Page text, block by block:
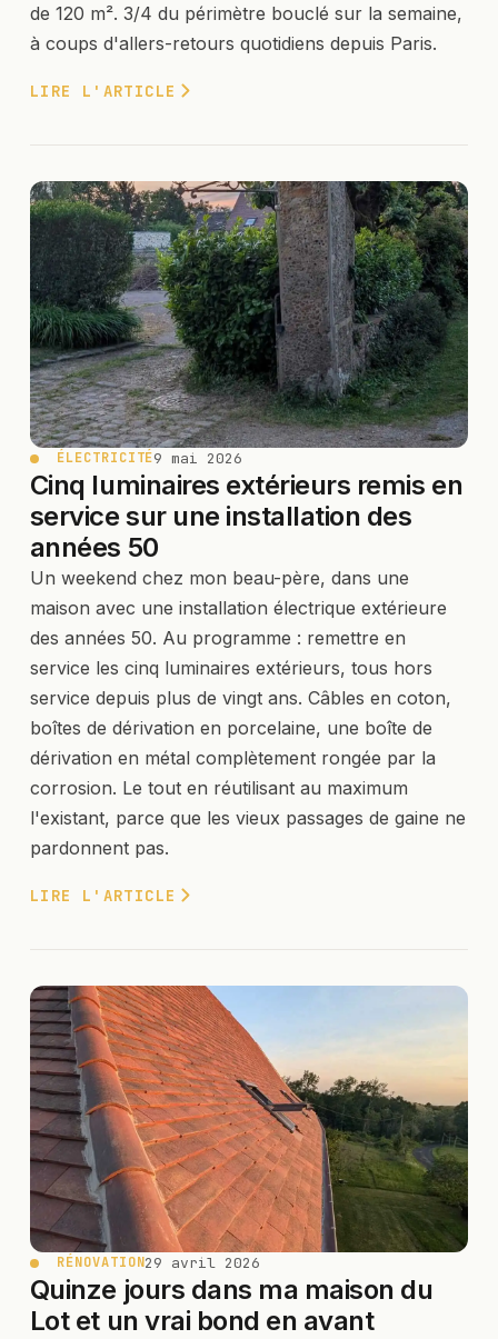
de 120 m². 3/4 du périmètre bouclé sur la semaine,
à coups d'allers-retours quotidiens depuis Paris.
LIRE L'ARTICLE
ÉLECTRICITÉ9 mai 2026
Cinq luminaires extérieurs remis en
service sur une installation des
années 50
Un weekend chez mon beau-père, dans une
maison avec une installation électrique extérieure
des années 50. Au programme : remettre en
service les cinq luminaires extérieurs, tous hors
service depuis plus de vingt ans. Câbles en coton,
boîtes de dérivation en porcelaine, une boîte de
dérivation en métal complètement rongée par la
corrosion. Le tout en réutilisant au maximum
l'existant, parce que les vieux passages de gaine ne
pardonnent pas.
LIRE L'ARTICLE
RÉNOVATION29 avril 2026
Quinze jours dans ma maison du
Lot et un vrai bond en avant